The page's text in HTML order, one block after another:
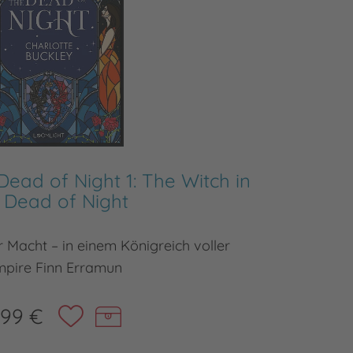
of Night 1: The Witch in
of Night
Macht – in einem Königreich voller
Finn Erramun
€